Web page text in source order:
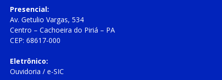
Presencial:
Av. Getulio Vargas, 534
Centro – Cachoeira do Piriá – PA
CEP: 68617-000
Eletrônico:
Ouvidoria / e-SIC